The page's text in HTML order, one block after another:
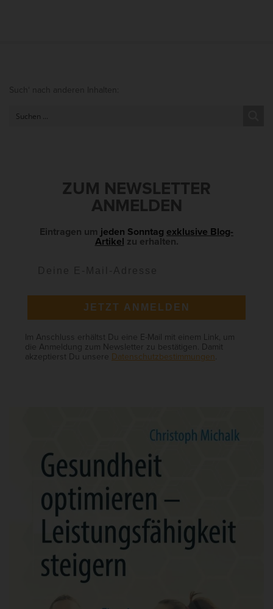
Such‘ nach anderen Inhalten:
ZUM NEWSLETTER
ANMELDEN
Eintragen um jeden Sonntag exklusive Blog-
Artikel
zu erhalten.
JETZT ANMELDEN
Im Anschluss erhältst Du eine E-Mail mit einem Link, um
die Anmeldung zum Newsletter zu bestätigen. Damit
akzeptierst Du unsere Datenschutzbestimmungen.